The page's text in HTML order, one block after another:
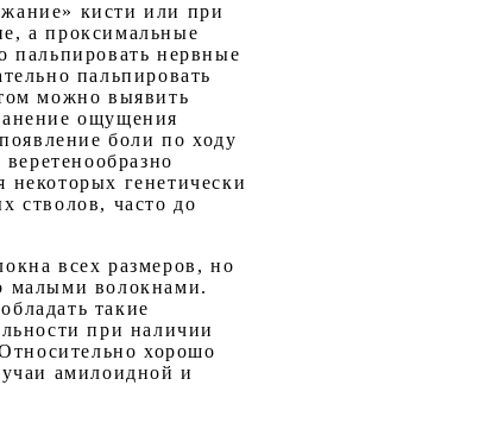
кисти или при
а проксимальные
нервные
пальпировать
можно выявить
ощущения
боли по ходу
генетически
стволов, часто до
всех размеров, но
малыми волокнами.
такие
при наличии
хорошо
амилоидной и